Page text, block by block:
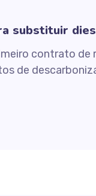
substituir
contrato
de